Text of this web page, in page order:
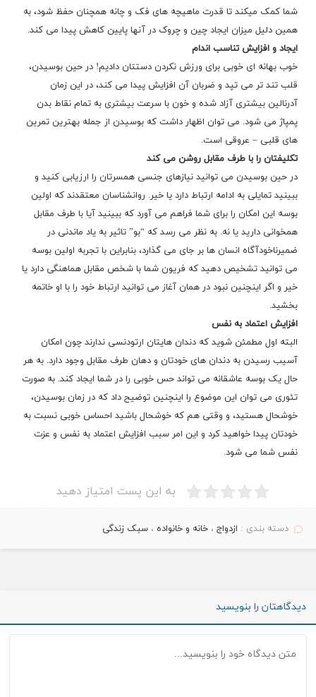
شما کمک میکند تا قدرت ماهیچه های فک و چانه همچنان حفظ شود، به
همین دلیل میزان ایجاد چین و چروک در آنها پایین کاهش پیدا می کند.
ایجاد و افزایش تناسب اندام
خوب بهانه ای خوبی برای ورزش نکردن دستتان دادیم! در حین بوسیدن،
قلب تند تر می تپد و ضربان آن افزایش پیدا می کند، در این زمان
آدرنالین بیشتری آزاد شده و خون با سرعت بیشتری به تمام نقاط بدن
پمپاژ می شود. می توان اظهار داشت که بوسیدن از جمله بهترین تمرین
های قلبی – عروقی است.
تکلیفتان را با طرف مقابل روشن می کند
در حین بوسیدن می توانید نیازهای جنسی همسرتان را ارزیابی کنید و
ببینید تمایلی به ادامه ارتباط دارد یا خیر. روانشناسان معتقدند که اولین
بوسه این امکان را برای شما فراهم می آورد که ببینید آیا با طرف مقابل
همخوانی دارید یا نه. به نظر می رسد که “بو” تاثیر به یاد ماندنی در
ضمیرناخودآگاه انسان ها بر جای می گذارد، بنابراین با تجربه اولین بوسه
می توانید تشخیص دهید که فریون شما با شخص مقابل هماهنگی دارد یا
خیر و اگر اینچنین نبود در همان آغاز می توانید ارتباط خود را با او خاتمه
بخشید.
افزایش اعتماد به نفس
البته اول مطمئن شوید که دندان هایتان ارتودنسی ندارند چون امکان
آسیب رسیدن به دندان های خودتان و دهان طرف مقابل وجود دارد. به هر
حال یک بوسه عاشقانه می تواند حس خوبی را در شما ایجاد کند. به صورت
تئوری می توان این موضوع را اینچنین توضیح داد که در زمان بوسیدن،
خوشحال هستید، و وقتی هم که خوشحال باشید احساس خوبی نسبت به
خودتان پیدا خواهید کرد و این امر سبب افزایش اعتماد به نفس و عزت
نفس شما می شود.
به این پست امتیاز دهید
دسته بندی : ازدواج ،خانه و خانواده ،سبک زندگی
دیدگاهتان را بنویسید